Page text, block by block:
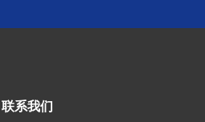
联系我们